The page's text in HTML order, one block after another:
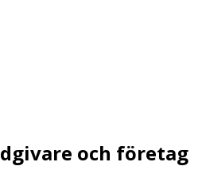
och företag